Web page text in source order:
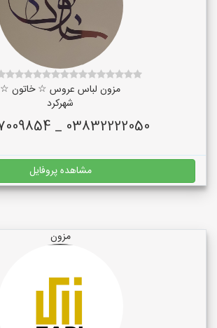
مزون لباس عروس ☆ خاتون ☆
شهرکرد
03832222050 _ 09027009854
مشاهده پروفایل
مزون